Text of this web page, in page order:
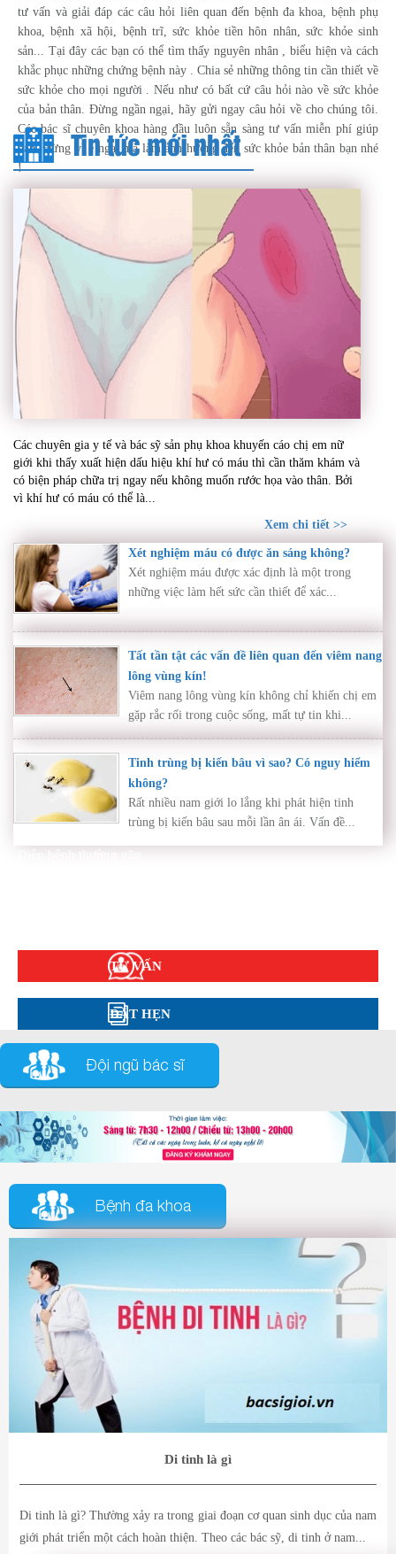
tư vấn và giải đáp các câu hỏi liên quan đến bệnh đa khoa, bệnh phụ
khoa, bệnh xã hội, bệnh trĩ, sức khỏe tiền hôn nhân, sức khỏe sinh
sản... Tại đây các bạn có thể tìm thấy nguyên nhân , biểu hiện và cách
khắc phục những chứng bệnh này . Chia sẻ những thông tin cần thiết về
sức khỏe cho mọi người . Nếu như có bất cứ câu hỏi nào về sức khỏe
của bản thân. Đừng ngần ngại, hãy gửi ngay câu hỏi về cho chúng tôi.
Các bác sĩ chuyên khoa hàng đầu luôn sẵn sàng tư vấn miễn phí giúp
bạn. Đừng vì e ngại mà làm ảnh hưởng đến sức khỏe bản thân bạn nhé
!
Tin tức mới nhất
khám ngay nếu không muốn rước họa vào thân
Các chuyên gia y tế và bác sỹ sản phụ khoa khuyến cáo chị em nữ
giới khi thấy xuất hiện dấu hiệu khí hư có máu thì cần thăm khám và
có biện pháp chữa trị ngay nếu không muốn rước họa vào thân. Bởi
vì khí hư có máu có thể là...
Xem chi tiết >>
Xét nghiệm máu có được ăn sáng không?
Xét nghiệm máu được xác định là một trong
những việc làm hết sức cần thiết để xác...
Tất tần tật các vấn đề liên quan đến viêm nang
lông vùng kín!
Viêm nang lông vùng kín không chỉ khiến chị em
gặp rắc rối trong cuộc sống, mất tự tin khi...
Tinh trùng bị kiến bâu vì sao? Có nguy hiểm
không?
Rất nhiều nam giới lo lắng khi phát hiện tinh
trùng bị kiến bâu sau mỗi lần ân ái. Vấn đề...
TƯ VẤN
ĐẶT HẸN
Đội ngũ bác sĩ
Bệnh đa khoa
Di tinh là gì
Di tinh là gì? Thường xảy ra trong giai đoạn cơ quan sinh dục của nam
giới phát triển một cách hoàn thiện. Theo các bác sỹ, di tinh ở nam...